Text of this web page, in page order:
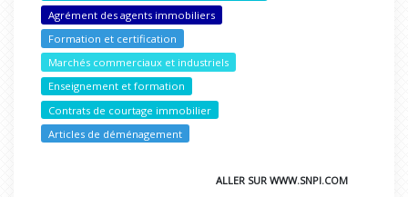
Agrément des agents immobiliers
Formation et certification
Marchés commerciaux et industriels
Enseignement et formation
Contrats de courtage immobilier
Articles de déménagement
ALLER SUR WWW.SNPI.COM